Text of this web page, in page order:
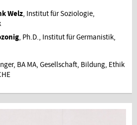
Welz, Institut für Soziologie,
, Ph.D., Institut für Germanistik,
BA MA, Gesellschaft, Bildung, Ethik